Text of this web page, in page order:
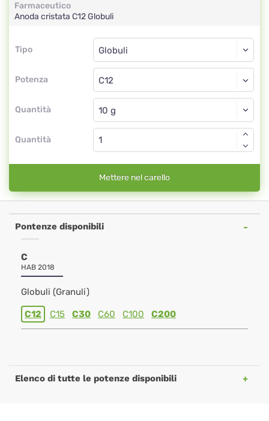
Farmaceutico
Anoda cristata C12Globuli
Tipo
Tipo
Potenza
Globuli
C12
Quantità
Globuli
Quantità
Mettere nel carello
Pontenze disponibili
C
HAB 2018
Globuli (Granuli)
C12 C15 C30 C60 C100 C200
Elenco di tutte le potenze disponibili